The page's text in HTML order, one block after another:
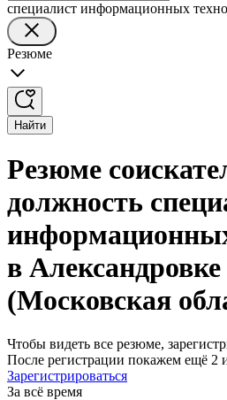
специалист информационных
Резюме
Найти
Резюме
должность
в Александровке
(Московская
Чтобы видеть все резюме,
После регистрации покажем ещё 2
Зарегистрироваться
За всё время